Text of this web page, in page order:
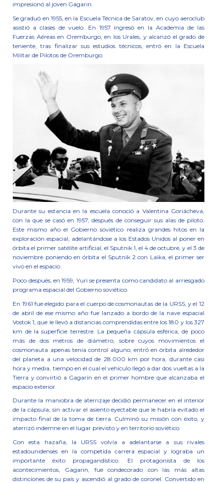
impresionó al joven Gagarin.
Se graduó en 1955, en la Escuela Técnica de Saratov, en cuyo aeroclub
asistió a clases de vuelo. En 1957 ingresó en la Academia de las
Fuerzas Aéreas en Oremburgo, en los Urales, y alcanzó el grado de
teniente, tras finalizar sus estudios técnicos, entró en la Escuela
Militar de Pilotos de Oremburgo.
Durante su estancia en la escuela conoció a Valentina Goriácheva,
con la que se casó en 1957, después de conseguir sus alas de piloto.
Este mismo año el Gobierno soviético realiza grandes hitos en la
exploración espacial, adelantándose a los Estados Unidos al poner en
órbita el primer satélite artificial, el Sputnik 1, el 4 de octubre, y el 3 de
noviembre poniendo en órbita el Sputnik 2 con Laika, el primer ser
vivo en el espacio.
Poco después, en 1959, Yuri se presenta como candidato al arriesgado
programa espacial del Gobierno soviético.
En 1961 fue elegido para el cuerpo de cosmonautas de la URSS, y el 12
de abril de ese mismo año fue lanzado a bordo de la nave espacial
Vostok 1, que le llevó a distancias comprendidas entre los 180 y los 327
km de la superficie terrestre. La pequeña cápsula esférica, de poco
más de dos metros de diámetro, sobre cuyos movimientos el
cosmonauta apenas tenía control alguno, entró en órbita alrededor
del planeta a una velocidad de 28.000 km por hora, durante casi
hora y media, tiempo en el cual el vehículo llegó a dar dos vueltas a la
Tierra y convirtió a Gagarin en el primer hombre que alcanzaba el
espacio exterior.
Durante la maniobra de aterrizaje decidió permanecer en el interior
de la cápsula, sin activar el asiento eyectable que le habría evitado el
impacto final de la toma de tierra. Culminó su misión con éxito, y
aterrizó indemne en el lugar previsto y en territorio soviético.
Con esta hazaña, la URSS volvía a adelantarse a sus rivales
estadounidenses en la competida carrera espacial y lograba un
importante éxito propagandístico. El protagonista de los
acontecimientos, Gagarin, fue condecorado con las más altas
distinciones de su país y ascendió al grado de coronel. Convertido en